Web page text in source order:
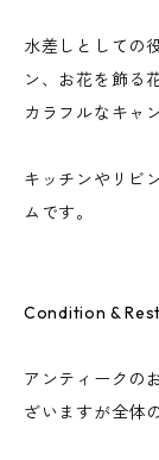
水差しとしての
ン、お花を飾る
カラフルなキャ
キッチンやリビ
ムです。
Condition &
アンティークの
ざいますが全体